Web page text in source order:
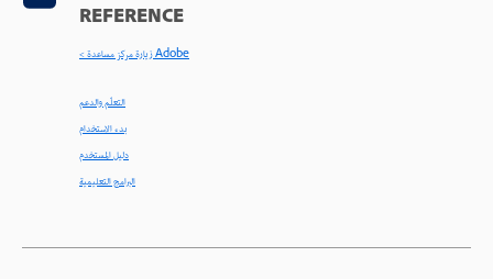
REFERENCE
< زيارة مركز مساعدة Adobe
التعلّم والدعم
بدء الاستخدام
دليل المستخدم
البرامج التعليمية